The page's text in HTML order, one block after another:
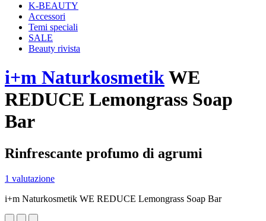
K-BEAUTY
Accessori
Temi speciali
SALE
Beauty rivista
i+m NaturkosmetikWE
REDUCE Lemongrass Soap
Bar
Rinfrescante profumo di agrumi
1 valutazione
i+m Naturkosmetik WE REDUCE Lemongrass Soap Bar